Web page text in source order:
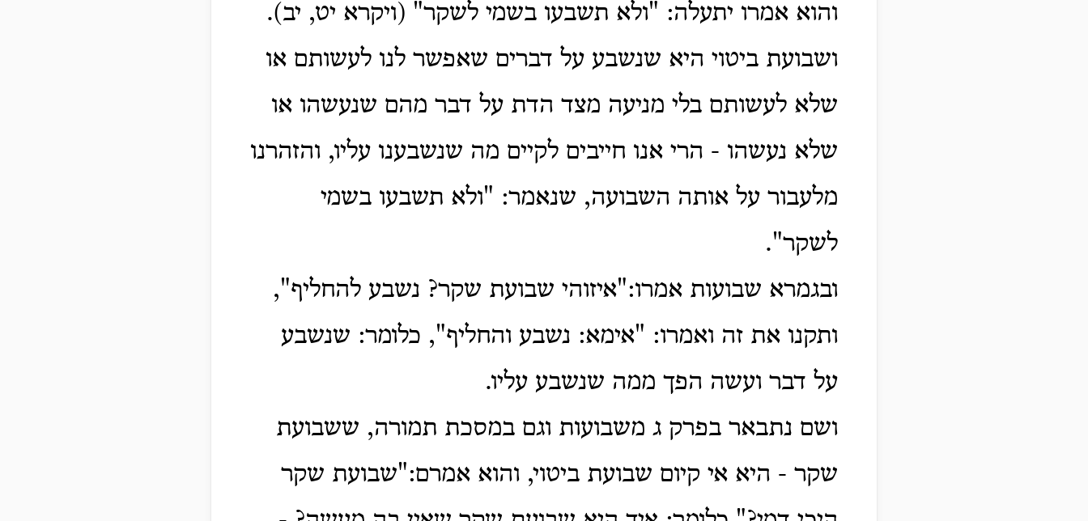
והוא אמרו יתעלה: "ולא תשבעו בשמי לשקר" (ויקרא יט, יב).
ושבועת ביטוי היא שנשבע על דברים שאפשר לנו לעשותם או
שלא לעשותם בלי מניעה מצד הדת על דבר מהם שנעשהו או
שלא נעשהו - הרי אנו חייבים לקיים מה שנשבענו עליו, והזהרנו
מלעבור על אותה השבועה, שנאמר: "ולא תשבעו בשמי
לשקר".
ובגמרא שבועות אמרו:"איזוהי שבועת שקר? נשבע להחליף",
ותקנו את זה ואמרו: "אימא: נשבע והחליף", כלומר: שנשבע
על דבר ועשה הפך ממה שנשבע עליו.
ושם נתבאר בפרק ג משבועות וגם במסכת תמורה, ששבועת
שקר - היא אי קיום שבועת ביטוי, והוא אמרם:"שבועת שקר